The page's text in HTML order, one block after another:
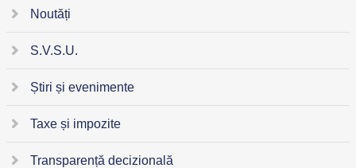
Noutăți
S.V.S.U.
Știri și evenimente
Taxe și impozite
Transparență decizională